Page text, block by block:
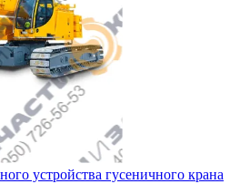
устройства гусеничного крана